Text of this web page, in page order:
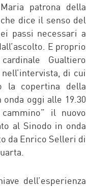
patrona della
dice il senso del
passi necessari a
E proprio
Gualtiero
di cui
la copertina della
oggi alle 19.30
il nuovo
al Sinodo in onda
da Enrico Selleri di
dell’esperienza